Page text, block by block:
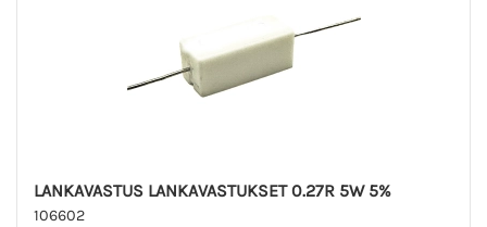
LANKAVASTUS LANKAVASTUKSET 0.27R 5W 5%
106602